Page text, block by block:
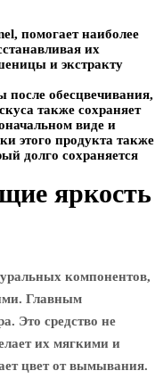
помогает наиболее
их
и экстракту
обесцвечивания,
также сохраняет
виде и
этого продукта также
долго сохраняется
яркость
компонентов,
Главным
Это средство не
их мягкими и
цвет от вымывания.